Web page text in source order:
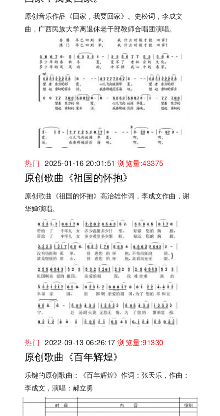
原创音乐作品《回家，我要回家》。史松词，李成文
曲，广西民族大学离退休老干部教师合唱团演唱。
热门 2025-01-16 20:01:51 浏览量:43375
原创歌曲《祖国的怀抱》
原创歌曲《祖国的怀抱》高治雄作词，李成文作曲，谢
华婵演唱。
热门 2022-09-13 06:26:17 浏览量:91330
原创歌曲《百年辉煌》
乐键的原创歌曲：《百年辉煌》作词：张天乐，作曲：
李成文，演唱：郝立勇